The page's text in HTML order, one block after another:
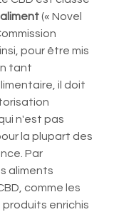
(« Novel
pour être mis
tant
il doit
n'est pas
la plupart des
Par
aliments
comme les
produits enrichis